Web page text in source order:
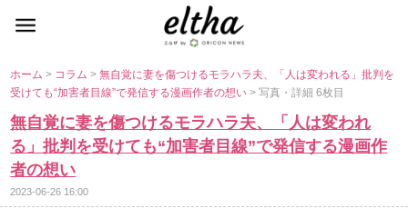
ホーム> コラム>無自覚に妻を傷つけるモラハラ夫、「人は変われる」批判を
受けても“加害者目線”で発信する漫画作者の想い> 写真・詳細 6枚目
無自覚に妻を傷つけるモラハラ夫、「人は変われ
る」批判を受けても“加害者目線”で発信する漫画作
者の想い
2023-06-26 16:00